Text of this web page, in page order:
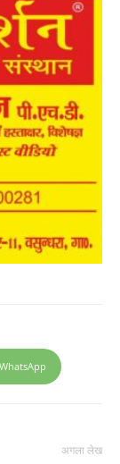
WhatsApp
अगला लेख